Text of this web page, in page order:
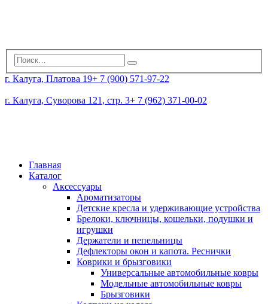
г. Калуга, Платова 19+ 7 (900) 571-97-22
г. Калуга, Суворова 121, стр. 3+ 7 (962) 371-00-02
Главная
Каталог
Аксессуары
Ароматизаторы
Детские кресла и удерживающие устройства
Брелоки, ключницы, кошельки, подушки и
игрушки
Держатели и пепельницы
Дефлекторы окон и капота. Реснички
Коврики и брызговики
Универсальные автомобильные ковры
Модельные автомобильные ковры
Брызговики